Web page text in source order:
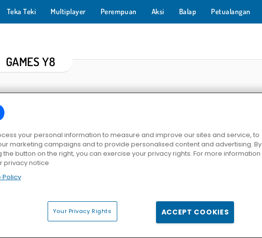
Teka Teki Multiplayer Perempuan Aksi Balap Petualangan
GAMES Y8
3D
Imut
your personal information to measure and improve our sites and service, to
marketing campaigns and to provide personalised content and advertising. By
the button on the right, you can exercise your privacy rights. For more information
privacy notice
Policy
Your Privacy Rights ACCEPT COOKIES